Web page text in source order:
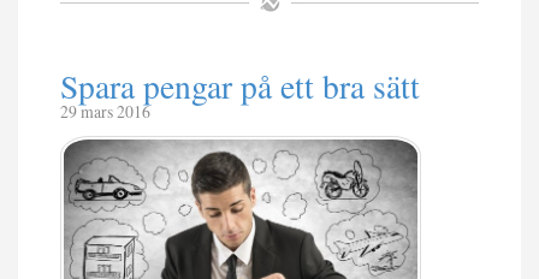
Spara pengar på ett bra sätt
29 mars 2016